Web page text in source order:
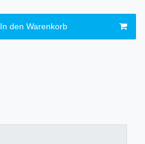
In den Warenkorb